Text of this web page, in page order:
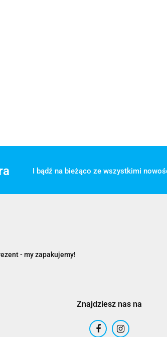
I bądź na bieżąco ze wszystkimi
- my zapakujemy!
Znajdziesz nas na